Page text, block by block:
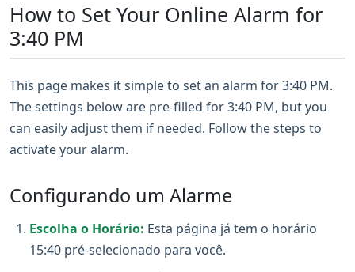
How to Set Your Online Alarm for
3:40 PM
This page makes it simple to set an alarm for 3:40 PM.
The settings below are pre-filled for 3:40 PM, but you
can easily adjust them if needed. Follow the steps to
activate your alarm.
Configurando um Alarme
Escolha o Horário: Esta página já tem o horário
15:40 pré-selecionado para você.